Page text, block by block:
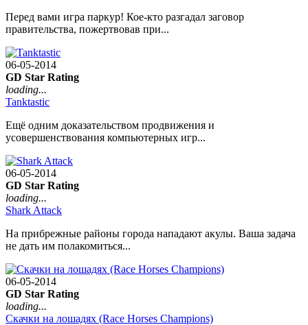
Перед вами игра паркур! Кое-кто разгадал заговор
правительства, пожертвовав при...
06-05-2014
GD Star Rating
loading...
Tanktastic
Ещё одним доказательством продвижения и
усовершенствования компьютерных игр...
06-05-2014
GD Star Rating
loading...
Shark Attack
На прибрежные районы города нападают акулы. Ваша задача
не дать им полакомиться...
06-05-2014
GD Star Rating
loading...
Скачки на лошадях (Race Horses Champions)